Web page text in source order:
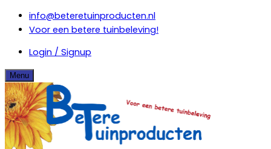
Skip info@beteretuinproducten.nl
Voor een betere tuinbeleving!
Login / Signup
Menu